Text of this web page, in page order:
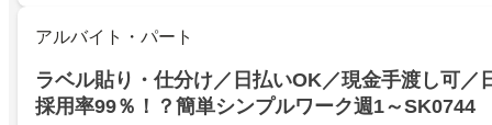
アルバイト・パート
ラベル貼り・仕分け／日払いOK／現金手渡し可／
採用率99％！？簡単シンプルワーク週1～SK0744